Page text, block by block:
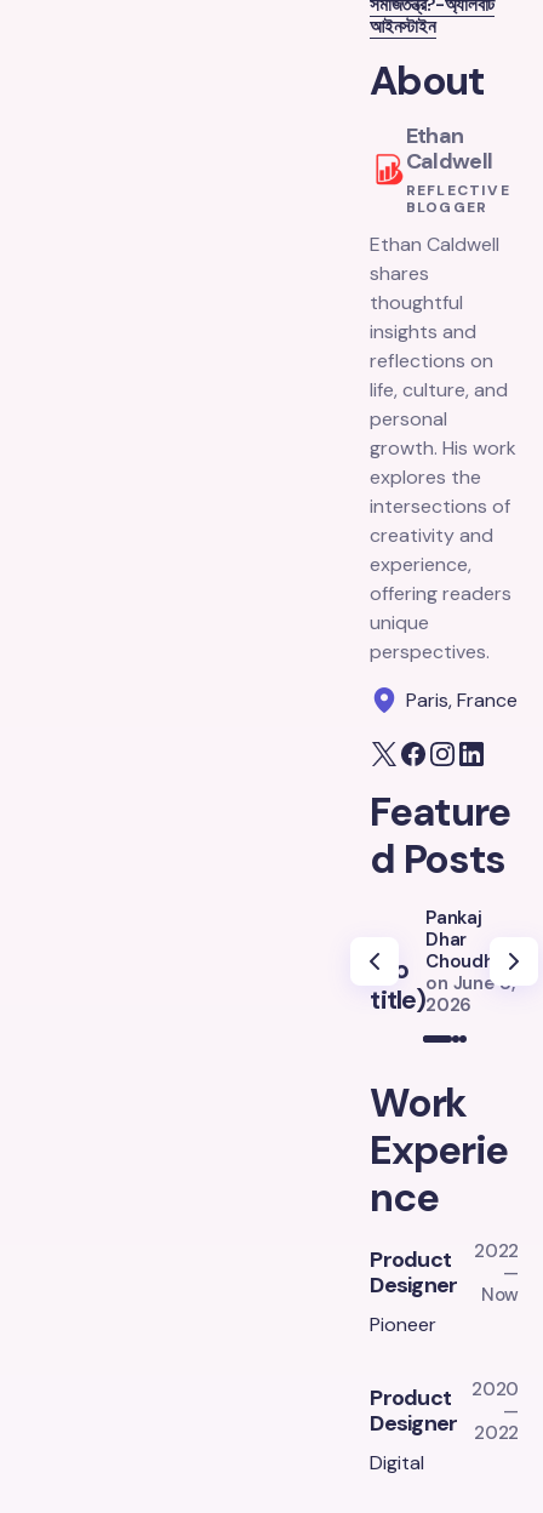
আইনস্টাইন
About
Ethan
Caldwell
REFLECTIVE
BLOGGER
Ethan Caldwell
shares
thoughtful
insights and
reflections on
life, culture, and
personal
growth. His work
explores the
intersections of
creativity and
experience,
offering readers
unique
perspectives.
Paris, France
Feature
d Posts
(no
title)
Pankaj
Dhar
Choudhury
on June 8,
2026
Work
Experie
nce
Product
Designer
2022
—
Now
Pioneer
Product
Designer
2020
—
2022
Digital